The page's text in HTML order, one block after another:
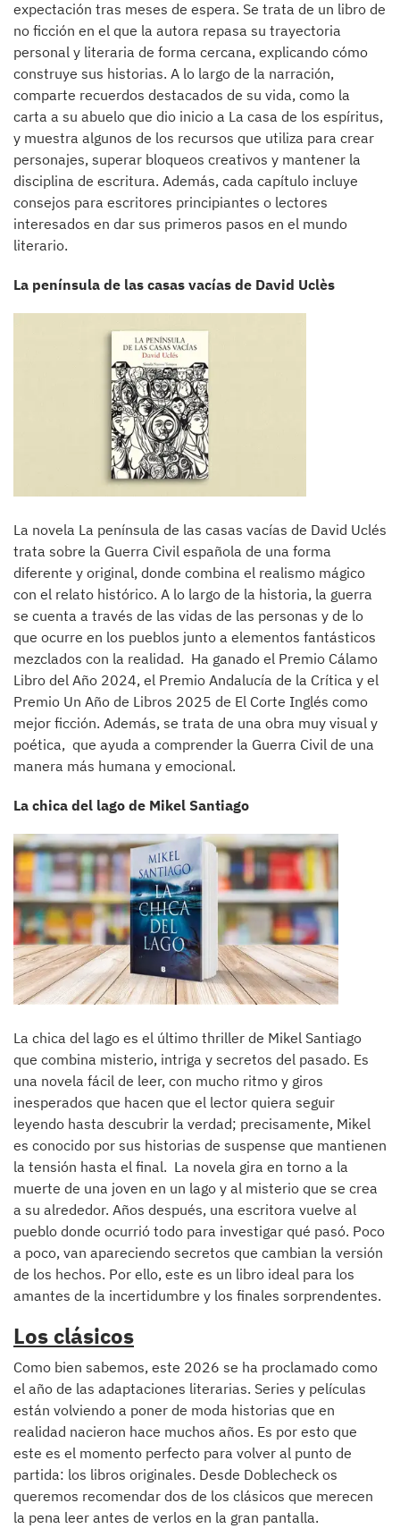
expectación tras meses de espera. Se trata de un libro de
no ficción en el que la autora repasa su trayectoria
personal y literaria de forma cercana, explicando cómo
construye sus historias. A lo largo de la narración,
comparte recuerdos destacados de su vida, como la
carta a su abuelo que dio inicio a La casa de los espíritus,
y muestra algunos de los recursos que utiliza para crear
personajes, superar bloqueos creativos y mantener la
disciplina de escritura. Además, cada capítulo incluye
consejos para escritores principiantes o lectores
interesados en dar sus primeros pasos en el mundo
literario.
La península de las casas vacías de David Uclès
La novela La península de las casas vacías de David Uclés
trata sobre la Guerra Civil española de una forma
diferente y original, donde combina el realismo mágico
con el relato histórico. A lo largo de la historia, la guerra
se cuenta a través de las vidas de las personas y de lo
que ocurre en los pueblos junto a elementos fantásticos
mezclados con la realidad. Ha ganado el Premio Cálamo
Libro del Año 2024, el Premio Andalucía de la Crítica y el
Premio Un Año de Libros 2025 de El Corte Inglés como
mejor ficción. Además, se trata de una obra muy visual y
poética, que ayuda a comprender la Guerra Civil de una
manera más humana y emocional.
La chica del lago de Mikel Santiago
La chica del lago es el último thriller de Mikel Santiago
que combina misterio, intriga y secretos del pasado. Es
una novela fácil de leer, con mucho ritmo y giros
inesperados que hacen que el lector quiera seguir
leyendo hasta descubrir la verdad; precisamente, Mikel
es conocido por sus historias de suspense que mantienen
la tensión hasta el final. La novela gira en torno a la
muerte de una joven en un lago y al misterio que se crea
a su alrededor. Años después, una escritora vuelve al
pueblo donde ocurrió todo para investigar qué pasó. Poco
a poco, van apareciendo secretos que cambian la versión
de los hechos. Por ello, este es un libro ideal para los
amantes de la incertidumbre y los finales sorprendentes.
Los clásicos
Como bien sabemos, este 2026 se ha proclamado como
el año de las adaptaciones literarias. Series y películas
están volviendo a poner de moda historias que en
realidad nacieron hace muchos años. Es por esto que
este es el momento perfecto para volver al punto de
partida: los libros originales. Desde Doblecheck os
queremos recomendar dos de los clásicos que merecen
la pena leer antes de verlos en la gran pantalla.